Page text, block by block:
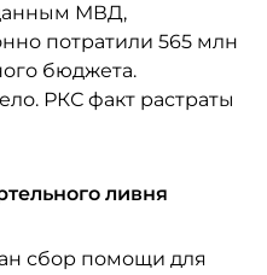
МВД,
потратили 565 млн
бюджета.
РКС факт растраты
ливня
сбор помощи для